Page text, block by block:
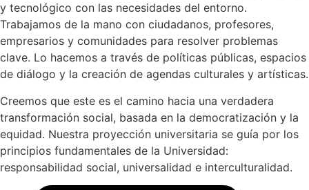
y tecnológico con las necesidades del entorno.
Trabajamos de la mano con ciudadanos, profesores,
empresarios y comunidades para resolver problemas
clave. Lo hacemos a través de políticas públicas, espacios
de diálogo y la creación de agendas culturales y artísticas.
Creemos que este es el camino hacia una verdadera
transformación social, basada en la democratización y la
equidad. Nuestra proyección universitaria se guía por los
principios fundamentales de la Universidad:
responsabilidad social, universalidad e interculturalidad.